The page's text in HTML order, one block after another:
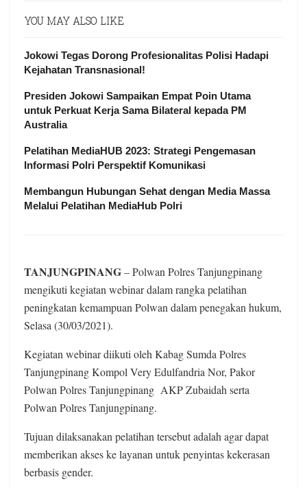
YOU MAY ALSO LIKE
Jokowi Tegas Dorong Profesionalitas Polisi Hadapi
Kejahatan Transnasional!
Presiden Jokowi Sampaikan Empat Poin Utama
untuk Perkuat Kerja Sama Bilateral kepada PM
Australia
Pelatihan MediaHUB 2023: Strategi Pengemasan
Informasi Polri Perspektif Komunikasi
Membangun Hubungan Sehat dengan Media Massa
Melalui Pelatihan MediaHub Polri
TANJUNGPINANG– Polwan Polres Tanjungpinang
mengikuti kegiatan webinar dalam rangka pelatihan
peningkatan kemampuan Polwan dalam penegakan hukum,
Selasa (30/03/2021).
Kegiatan webinar diikuti oleh Kabag Sumda Polres
Tanjungpinang Kompol Very Edulfandria Nor, Pakor
Polwan Polres Tanjungpinang AKP Zubaidah serta
Polwan Polres Tanjungpinang.
Tujuan dilaksanakan pelatihan tersebut adalah agar dapat
memberikan akses ke layanan untuk penyintas kekerasan
berbasis gender.